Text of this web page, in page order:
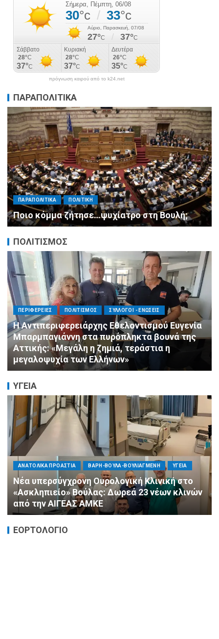
πρόγνωση καιρού από το k24.net
ΠΑΡΑΠΟΛΙΤΙΚΑ
ΠΑΡΑΠΟΛΙΤΙΚΑ ΠΟΛΙΤΙΚΗ
Μητσοτάκης σε υπουργούς: Ξεχάστε τον
ανασχηματισμό, πιάστε δουλειά με 4
αυστηρές εντολές
ΠΟΛΙΤΙΣΜΟΣ
ΠΟΛΙΤΙΣΜΟΣ ΣΥΛΛΟΓΟΙ - ΕΝΩΣΕΙΣ
Άμεση κινητοποίηση της Ειδικής Ομάδας
Αλληλεγγύης (Ε.Ο.Α.) για τους πυροσβέστες
στο Πόρτο Γερμενό
ΥΓΕΙΑ
ΠΟΛΙΤΙΚΗ ΤΡΟΠΟΣ ΖΩΗΣ ΥΓΕΙΑ
«Ημέρα Καρδιάς»: Μια πρωτοποριακή δράση
πρόληψης από τη ΔΗΜ.ΤΟ. Νέας
Φιλαδέλφειας – Νέας Χαλκηδόνας
ΕΟΡΤΟΛΟΓΙΟ